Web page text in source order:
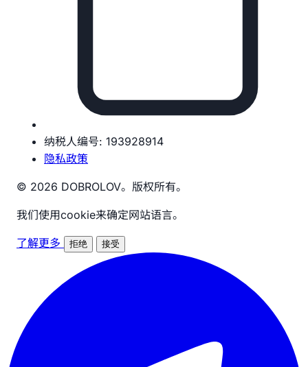
纳税人编号: 193928914
隐私政策
© 2026 DOBROLOV。版权所有。
我们使用cookie来确定网站语言。
了解更多 拒绝 接受